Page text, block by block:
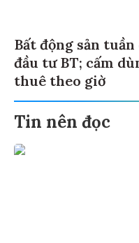
Bất động sản
đầu tư BT; cấm
thuê theo giờ
Tin nên đọc